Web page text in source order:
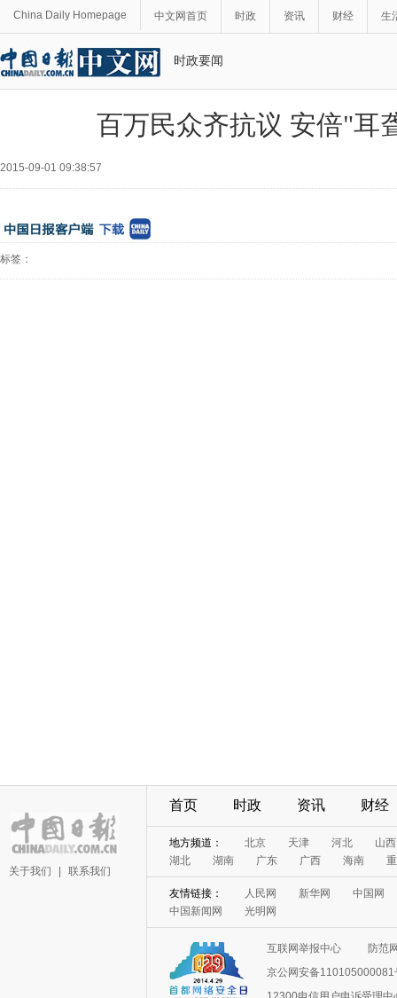
China Daily Homepage 中文网首页 时政 资讯 财经 生
时政要闻
百万民众齐抗议 安倍"耳
2015-09-01 09:38:57
标签：
关于我们 联系我们
首页 时政 资讯 财经
地方频道： 北京 天津 河北
山西
湖北
湖南 广东 广西 海南
友情链接： 人民网 新华网
中国网
中国新闻网
光明网
互联网举报中心
防范
京公网安备110105000081